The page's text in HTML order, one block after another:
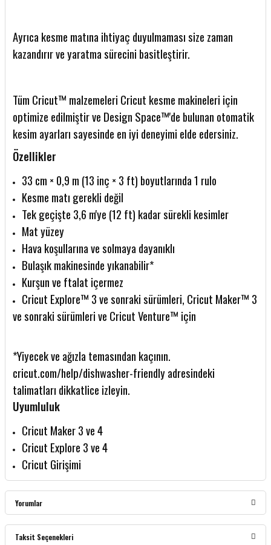
Ayrıca kesme matına ihtiyaç duyulmaması size zaman
kazandırır ve yaratma sürecini basitleştirir.
Tüm Cricut™ malzemeleri Cricut kesme makineleri için
optimize edilmiştir ve Design Space™'de bulunan otomatik
kesim ayarları sayesinde en iyi deneyimi elde edersiniz.
Özellikler
33 cm × 0,9 m (13 inç × 3 ft) boyutlarında 1 rulo
Kesme matı gerekli değil
Tek geçişte 3,6 m'ye (12 ft) kadar sürekli kesimler
Mat yüzey
Hava koşullarına ve solmaya dayanıklı
Bulaşık makinesinde yıkanabilir*
Kurşun ve ftalat içermez
Cricut Explore™ 3 ve sonraki sürümleri, Cricut Maker™ 3
ve sonraki sürümleri ve Cricut Venture™ için
*Yiyecek ve ağızla temasından kaçının.
cricut.com/help/dishwasher-friendly adresindeki
talimatları dikkatlice izleyin.
Uyumluluk
Cricut Maker 3 ve 4
Cricut Explore 3 ve 4
Cricut Girişimi
Yorumlar
Taksit Seçenekleri